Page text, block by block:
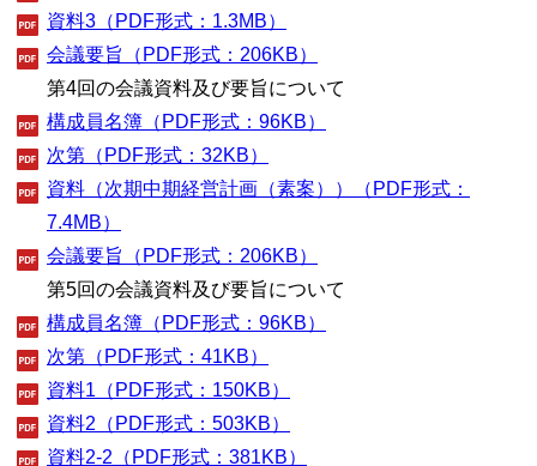
資料3（PDF形式：1.3MB）
会議要旨（PDF形式：206KB）
第4回の会議資料及び要旨について
構成員名簿（PDF形式：96KB）
次第（PDF形式：32KB）
資料（次期中期経営計画（素案））（PDF形式：
7.4MB）
会議要旨（PDF形式：206KB）
第5回の会議資料及び要旨について
構成員名簿（PDF形式：96KB）
次第（PDF形式：41KB）
資料1（PDF形式：150KB）
資料2（PDF形式：503KB）
資料2-2（PDF形式：381KB）